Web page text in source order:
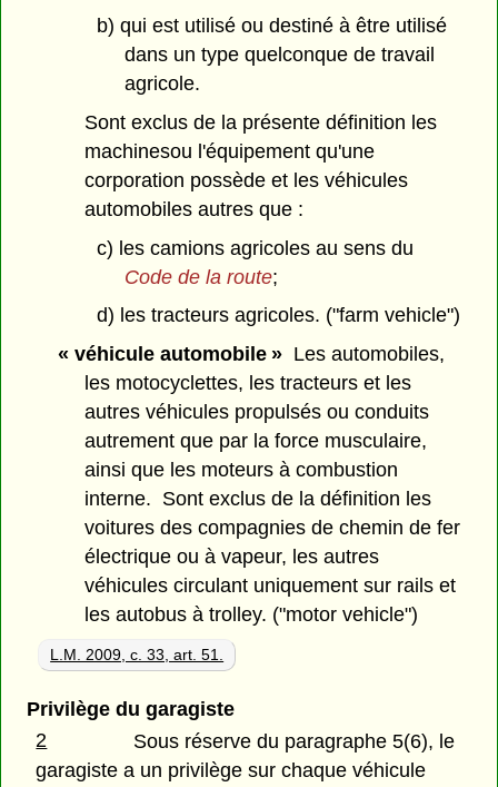
b) qui est utilisé ou destiné à être utilisé
dans un type quelconque de travail
agricole.
Sont exclus de la présente définition les
machinesou l'équipement qu'une
corporation possède et les véhicules
automobiles autres que :
c) les camions agricoles au sens du
Code de la route;
d) les tracteurs agricoles. ("farm vehicle")
« véhicule automobile »Les automobiles,
les motocyclettes, les tracteurs et les
autres véhicules propulsés ou conduits
autrement que par la force musculaire,
ainsi que les moteurs à combustion
interne. Sont exclus de la définition les
voitures des compagnies de chemin de fer
électrique ou à vapeur, les autres
véhicules circulant uniquement sur rails et
les autobus à trolley. ("motor vehicle")
L.M. 2009, c. 33, art. 51.
Privilège du garagiste
2
Sous réserve du paragraphe 5(6), le
garagiste a un privilège sur chaque véhicule